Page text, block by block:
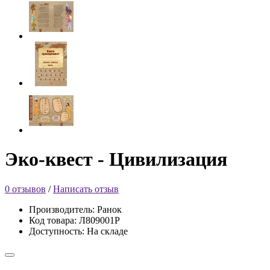
Эко-квест - Цивилизация
0 отзывов /Написать отзыв
Производитель: Ранок
Код товара: Л809001Р
Доступность: На складе